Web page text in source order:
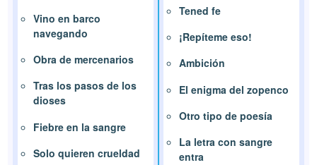
Vino en barco
navegando
Obra de mercenarios
Tras los pasos de los
dioses
Fiebre en la sangre
Solo quieren crueldad
Tened fe
¡Repíteme eso!
Ambición
El enigma del zopenco
Otro tipo de poesía
La letra con sangre
entra